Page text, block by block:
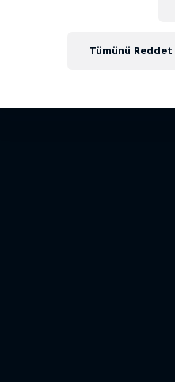
Başarı Hikâyesi
Tümünü Reddet